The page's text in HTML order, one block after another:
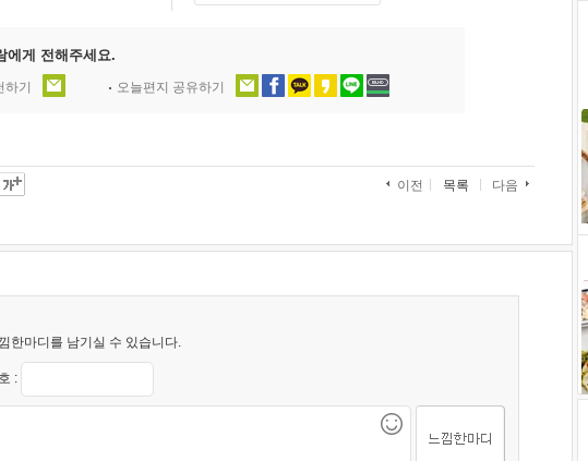
에게 전해주세요.
기 오늘편지 공유하기
이전 목록 다음
한마디를 남기실 수 있습니다.
: